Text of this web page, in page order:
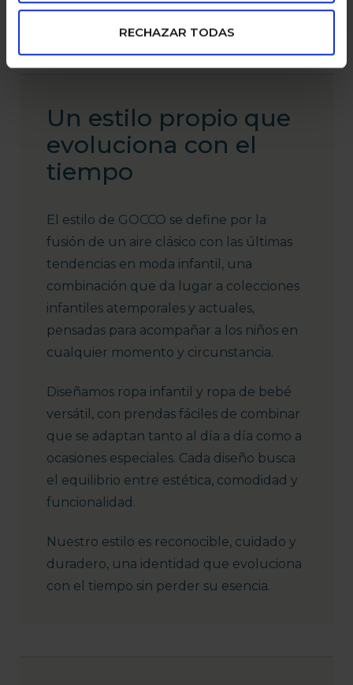
RECHAZAR TODAS
Un estilo propio que
evoluciona con el
tiempo
El estilo de GOCCO se define por la
fusión de un aire clásico con las últimas
tendencias en moda infantil, una
combinación que da lugar a colecciones
infantiles atemporales y actuales,
pensadas para acompañar a los niños en
cualquier momento y circunstancia.
Diseñamos ropa infantil y ropa de bebé
versátil, con prendas fáciles de combinar
que se adaptan tanto al día a día como a
ocasiones especiales. Cada diseño busca
el equilibrio entre estética, comodidad y
funcionalidad.
Nuestro estilo es reconocible, cuidado y
duradero, una identidad que evoluciona
con el tiempo sin perder su esencia.